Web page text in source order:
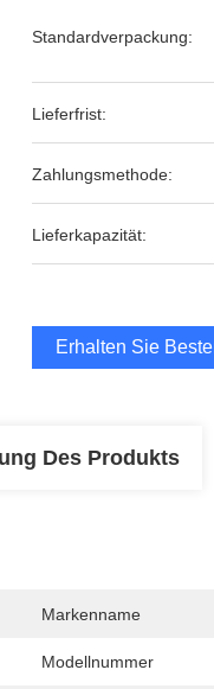
Standardverpackung:
Lieferfrist:
Zahlungsmethode:
Lieferkapazität:
Erhalten Sie
Des Produkts
Markenname
Modellnummer